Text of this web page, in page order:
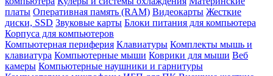
платы Оперативная память (RAM) Видеокарты Жесткие
диски, SSD Звуковые карты Блоки питания для компьютера
Корпуса для компьютеров
Компьютерная периферия Клавиатуры Комплекты мышь и
клавиатура Компьютерные мыши Коврики для мыши Веб
камеры Компьютерные наушники и гарнитуры